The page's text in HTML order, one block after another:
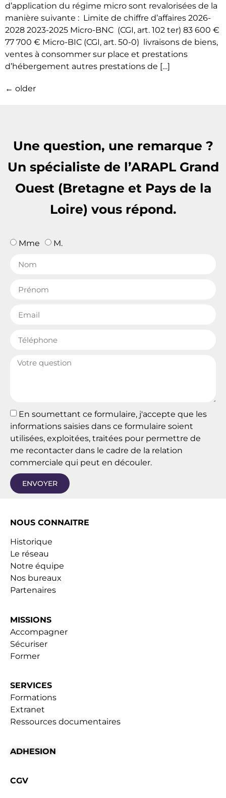
d’application du régime micro sont revalorisées de la
manière suivante : Limite de chiffre d’affaires 2026-
2028 2023-2025 Micro-BNC (CGI, art. 102 ter) 83 600 €
77 700 € Micro-BIC (CGI, art. 50-0) livraisons de biens,
ventes à consommer sur place et prestations
d’hébergement autres prestations de […]
← older
Une question, une remarque ?
Un spécialiste de l’ARAPL Grand
Ouest (Bretagne et Pays de la
Loire) vous répond.
Mme M.
En soumettant ce formulaire, j'accepte que les
informations saisies dans ce formulaire soient
utilisées, exploitées, traitées pour permettre de
me recontacter dans le cadre de la relation
commerciale qui peut en découler.
ENVOYER
NOUS CONNAITRE
Historique
Le réseau
Notre équipe
Nos bureaux
Partenaires
MISSIONS
Accompagner
Sécuriser
Former
SERVICES
Formations
Extranet
Ressources documentaires
ADHESION
CGV